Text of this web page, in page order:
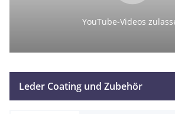
YouTube-Videos
Leder Coating und Zubehör